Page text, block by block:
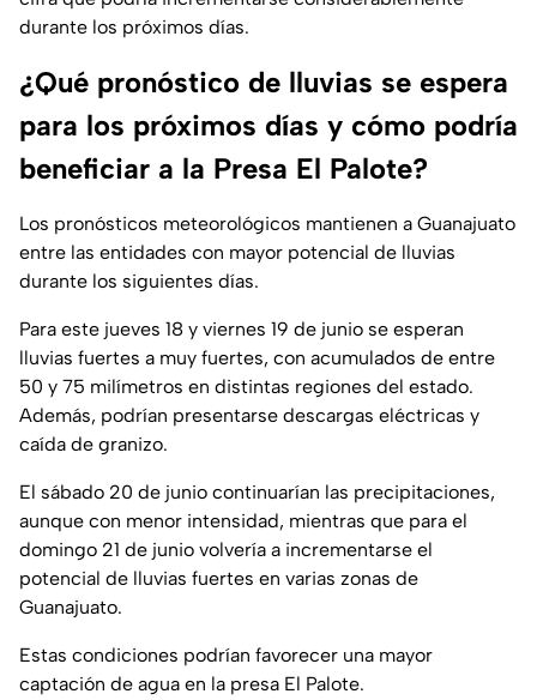
durante los próximos días.
¿Qué pronóstico de lluvias se espera
para los próximos días y cómo podría
beneficiar a la Presa El Palote?
Los pronósticos meteorológicos mantienen a Guanajuato
entre las entidades con mayor potencial de lluvias
durante los siguientes días.
Para este jueves 18 y viernes 19 de junio se esperan
lluvias fuertes a muy fuertes, con acumulados de entre
50 y 75 milímetros en distintas regiones del estado.
Además, podrían presentarse descargas eléctricas y
caída de granizo.
El sábado 20 de junio continuarían las precipitaciones,
aunque con menor intensidad, mientras que para el
domingo 21 de junio volvería a incrementarse el
potencial de lluvias fuertes en varias zonas de
Guanajuato.
Estas condiciones podrían favorecer una mayor
captación de agua en la presa El Palote.